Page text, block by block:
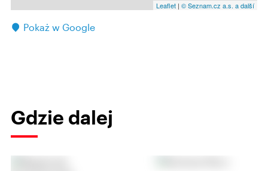
Leaflet | © Seznam.cz a.s. a další
Pokaż w Google
Gdzie dalej